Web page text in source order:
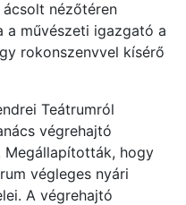
nézőtéren
a művészeti igazgató a
rokonszenvvel kísérő
Teátrumról
végrehajtó
Megállapították, hogy
végleges nyári
A végrehajtó